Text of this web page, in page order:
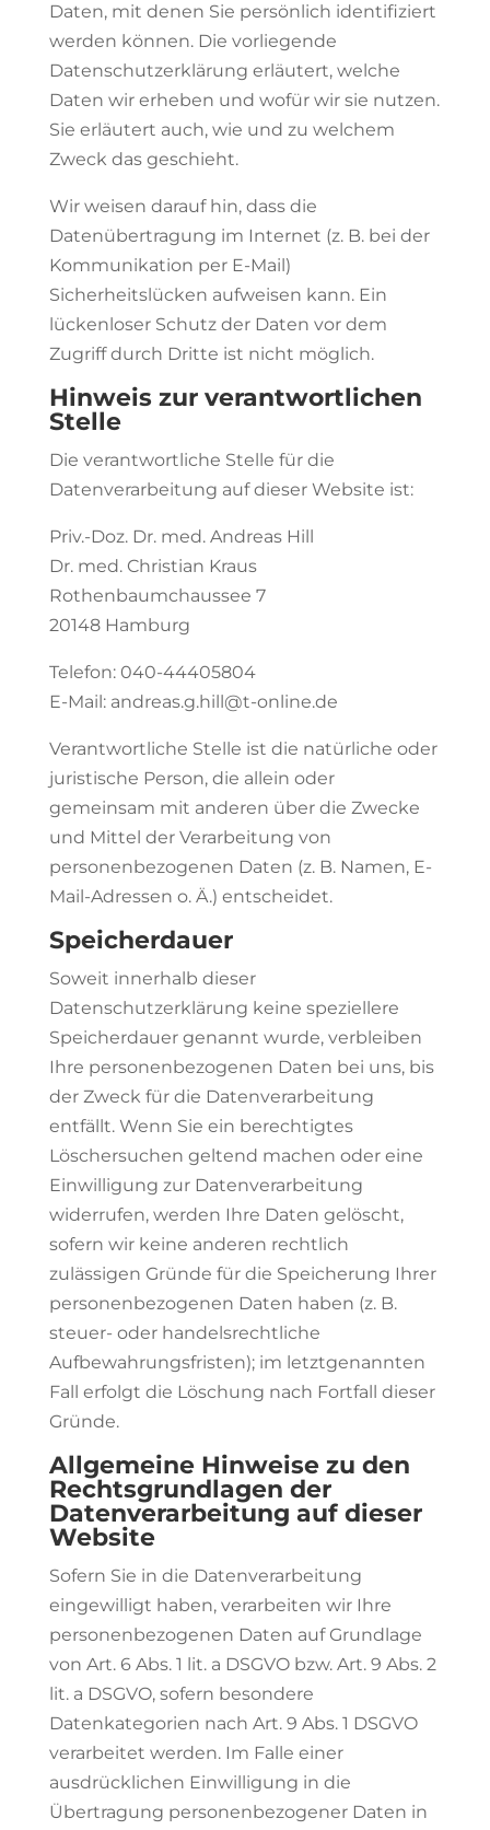
Daten, mit denen Sie persönlich identifiziert
werden können. Die vorliegende
Datenschutzerklärung erläutert, welche
Daten wir erheben und wofür wir sie nutzen.
Sie erläutert auch, wie und zu welchem
Zweck das geschieht.
Wir weisen darauf hin, dass die
Datenübertragung im Internet (z. B. bei der
Kommunikation per E-Mail)
Sicherheitslücken aufweisen kann. Ein
lückenloser Schutz der Daten vor dem
Zugriff durch Dritte ist nicht möglich.
Hinweis zur verantwortlichen
Stelle
Die verantwortliche Stelle für die
Datenverarbeitung auf dieser Website ist:
Priv.-Doz. Dr. med. Andreas Hill
Dr. med. Christian Kraus
Rothenbaumchaussee 7
20148 Hamburg
Telefon: 040-44405804
E-Mail: andreas.g.hill@t-online.de
Verantwortliche Stelle ist die natürliche oder
juristische Person, die allein oder
gemeinsam mit anderen über die Zwecke
und Mittel der Verarbeitung von
personenbezogenen Daten (z. B. Namen, E-
Mail-Adressen o. Ä.) entscheidet.
Speicherdauer
Soweit innerhalb dieser
Datenschutzerklärung keine speziellere
Speicherdauer genannt wurde, verbleiben
Ihre personenbezogenen Daten bei uns, bis
der Zweck für die Datenverarbeitung
entfällt. Wenn Sie ein berechtigtes
Löschersuchen geltend machen oder eine
Einwilligung zur Datenverarbeitung
widerrufen, werden Ihre Daten gelöscht,
sofern wir keine anderen rechtlich
zulässigen Gründe für die Speicherung Ihrer
personenbezogenen Daten haben (z. B.
steuer- oder handelsrechtliche
Aufbewahrungsfristen); im letztgenannten
Fall erfolgt die Löschung nach Fortfall dieser
Gründe.
Allgemeine Hinweise zu den
Rechtsgrundlagen der
Datenverarbeitung auf dieser
Website
Sofern Sie in die Datenverarbeitung
eingewilligt haben, verarbeiten wir Ihre
personenbezogenen Daten auf Grundlage
von Art. 6 Abs. 1 lit. a DSGVO bzw. Art. 9 Abs. 2
lit. a DSGVO, sofern besondere
Datenkategorien nach Art. 9 Abs. 1 DSGVO
verarbeitet werden. Im Falle einer
ausdrücklichen Einwilligung in die
Übertragung personenbezogener Daten in